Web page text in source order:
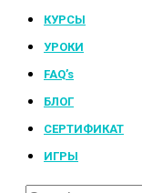
КУРСЫ
УРОКИ
FAQ’s
БЛОГ
СЕРТИФИКАТ
ИГРЫ